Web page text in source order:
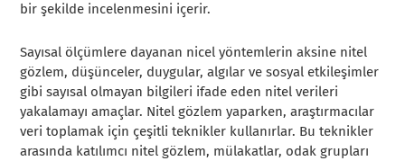
bir şekilde incelenmesini içerir.
Sayısal ölçümlere dayanan nicel yöntemlerin aksine nitel
gözlem, düşünceler, duygular, algılar ve sosyal etkileşimler
gibi sayısal olmayan bilgileri ifade eden nitel verileri
yakalamayı amaçlar. Nitel gözlem yaparken, araştırmacılar
veri toplamak için çeşitli teknikler kullanırlar. Bu teknikler
arasında katılımcı nitel gözlem, mülakatlar, odak grupları